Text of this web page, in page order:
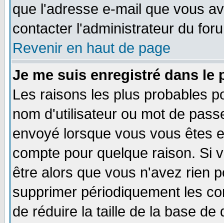
que l'adresse e-mail que vous
contacter l'administrateur du
Revenir en haut de page
Je me suis enregistré dans le
Les raisons les plus probables
nom d'utilisateur ou mot de
envoyé lorsque vous vous êtes
compte pour quelque raison. Si
être alors que vous n'avez rien
supprimer périodiquement les
de réduire la taille de la base